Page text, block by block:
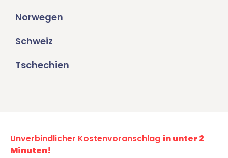
Norwegen
Schweiz
Tschechien
Unverbindlicher Kostenvoranschlag in unter 2
Minuten!